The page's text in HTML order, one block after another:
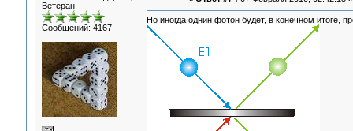
Ветеран
Сообщений: 4167
Но иногда однин фотон будет, в конечном итоге,